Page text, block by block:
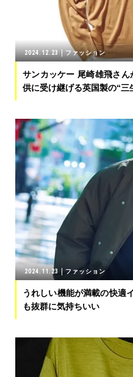
2024.12.23 ファッション
サンカッケー 尾崎雄飛さ
供に受け継げる英国製の“三
2024.11.23 ファッション
うれしい機能が満載の快適
も抜群に気持ちいい